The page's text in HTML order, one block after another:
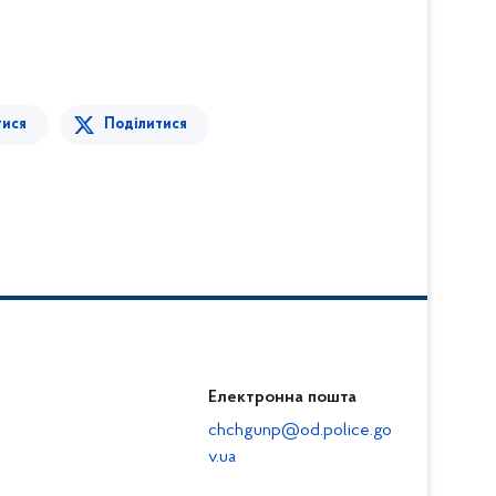
Поділитися
Електронна пошта
chchgunp@od.police.go
v.ua